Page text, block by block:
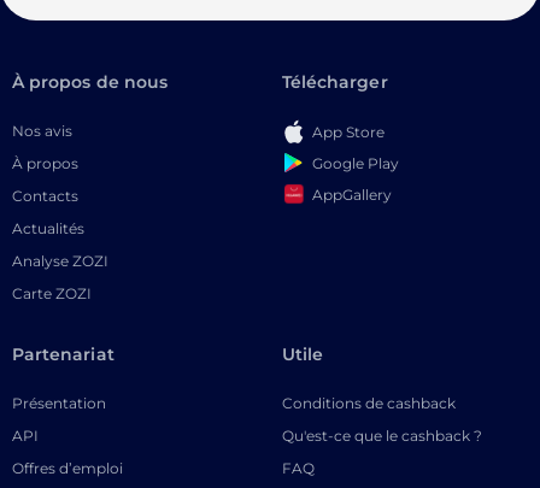
À propos de nous
Nos avis
À propos
Contacts
Actualités
Analyse ZOZI
Carte ZOZI
Télécharger
App Store
Google Play
AppGallery
Partenariat
Présentation
API
Offres d’emploi
Utile
Conditions de cashback
Qu'est-ce que le cashback ?
FAQ